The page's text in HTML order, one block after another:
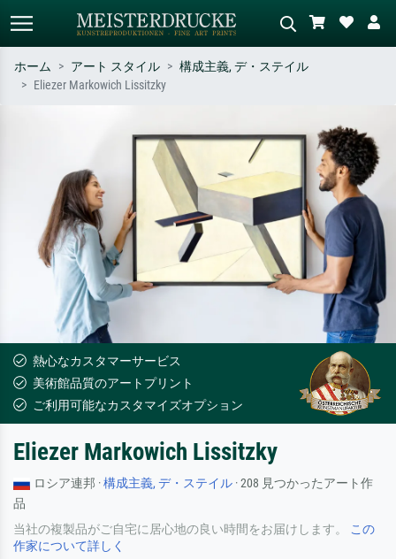
– 例：モネ、星月夜、印象派、北
シーンを説明してください – 例：
緑の草原、赤の多い抽象画、暗い
油絵、木のそばの立ち姿のヌー
ホーム アート スタイル
構成主義, デ・ステイル
Eliezer Markowich Lissitzky
熱心なカスタマーサービス
美術館品質のアートプリント
ご利用可能なカスタマイズオプション
Eliezer Markowich Lissitzky
ロシア連邦 ·構成主義, デ・ステイル · 208 見つかったアート作
品
当社の複製品がご自宅に居心地の良い時間をお届けします。
この
作家について詳しく